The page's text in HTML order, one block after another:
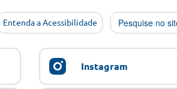
Entenda a Acessibilidade
Instagram